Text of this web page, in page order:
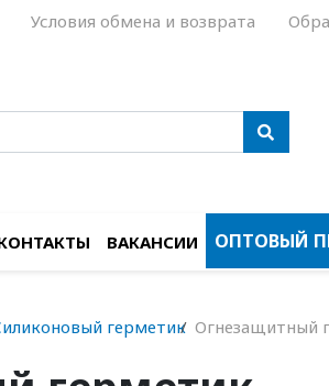
Условия обмена и возврата
ВАКАНСИИ ОПТОВЫЙ
герметик Огнезащитный